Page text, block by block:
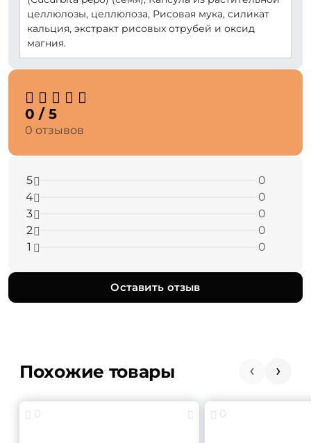
целлюлозы, целлюлоза, Рисовая мука, силикат
кальция, экстракт рисовых отрубей и оксид
магния.
0 / 5
0 отзывов
5
0
4
0
3
0
2
0
1
0
Оставить отзыв
Похожие товары
0 0